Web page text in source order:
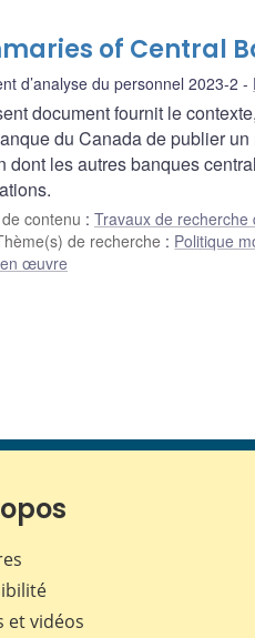
of Central
d’analyse du personnel 2023-2
document fournit le
du Canada de publier
dont les autres banques
contenu : Travaux de recherche
de recherche : Politique
œuvre
et vidéos